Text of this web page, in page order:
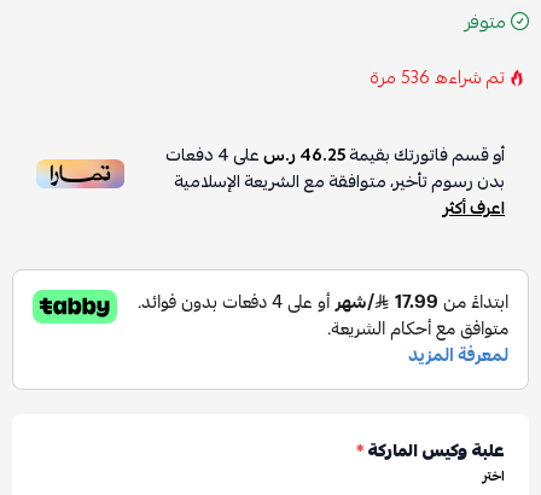
متوفر
تم شراءه536مرة
أو قسم فاتورتك بقيمة46.25 ر.س على4دفعات
بدون رسوم تأخير، متوافقة مع الشريعة الإسلامية
اعرف أكثر
علبة وكيس الماركة*
اختر